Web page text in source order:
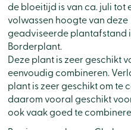
de bloeitijd is van ca. juli tot
volwassen hoogte van deze
geadviseerde plantafstand
Borderplant.
Deze plant is zeer geschikt
eenvoudig combineren.
plant is zeer geschikt om te
daarom vooral geschikt
ook vaak goed te